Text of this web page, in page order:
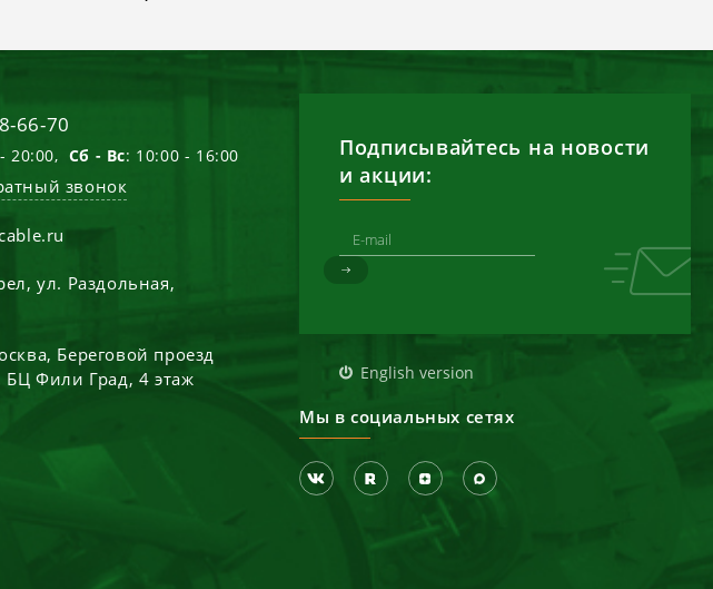
66-70
20:00, Сб - Вс: 10:00 - 16:00
звонок
,ул. Раздольная,
, Береговой проезд
БЦ Фили Град, 4 этаж
Подписывайтесь на новости
и акции:
English version
Мы в социальных сетях